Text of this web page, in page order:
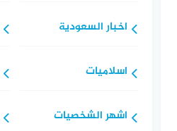
اخبار السعودية
اسلاميات
اشهر الشخصيات